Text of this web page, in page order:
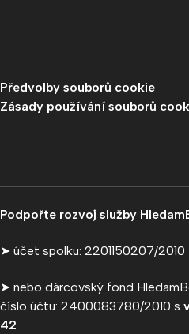
Předvolby souborů cookie
Zásady používání souborů
Podpořte rozvoj služby
➤ účet spolku: 2201150207/2010
➤ nebo dárcovský fond
číslo účtu: 2400083780/2010 s
42